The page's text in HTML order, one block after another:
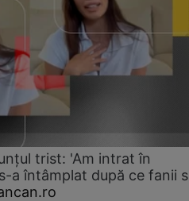
trist: 'Am intrat în
a întâmplat după ce fanii